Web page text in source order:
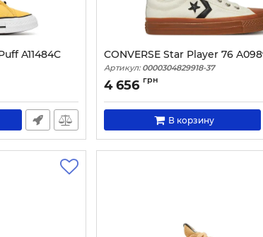
A11484C
CONVERSE Star Player 76
Артикул: 0000304829918-37
4 656 грн
В корзину